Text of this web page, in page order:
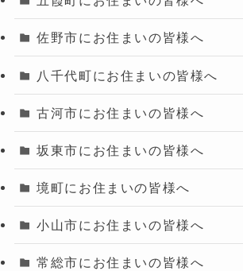
佐野市にお住まいの皆様へ
八千代町にお住まいの皆様へ
古河市にお住まいの皆様へ
坂東市にお住まいの皆様へ
境町にお住まいの皆様へ
小山市にお住まいの皆様へ
常総市にお住まいの皆様へ